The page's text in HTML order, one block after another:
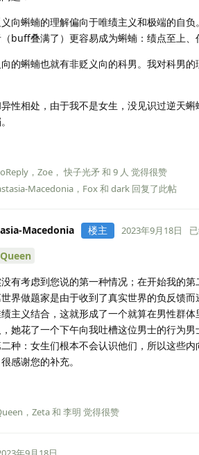
向蝌蝻的理解偏向于唯绩主义和极端的自
buff叠满了）更容易成为蝌蝻：绩点至上、
的蝌蝻也就有非贬义向的科男。我对科男
性相处，由于我不是女生，没见识过逆天
， Zoe ， 快子光矛和 9 人 觉得很赞
Macedonia ， Fox和 dark 回复了此帖
Macedonia 楼主 2023年9月18日
有考虑到您说的第一种情况；在开始我的
界做题家是由于收到了真实世界的负反馈
主义结合，这就形成了一个就算在男性群
她花了一个下午向我吐槽这位男士的行为男
种：女生们根本不会认识他们，所以这些
感谢您的补充。
， Zeta和 李明 觉得很赞